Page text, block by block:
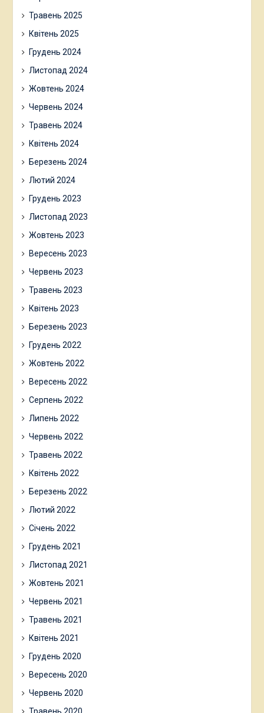
Травень 2025
Квітень 2025
Грудень 2024
Листопад 2024
Жовтень 2024
Червень 2024
Травень 2024
Квітень 2024
Березень 2024
Лютий 2024
Грудень 2023
Листопад 2023
Жовтень 2023
Вересень 2023
Червень 2023
Травень 2023
Квітень 2023
Березень 2023
Грудень 2022
Жовтень 2022
Вересень 2022
Серпень 2022
Липень 2022
Червень 2022
Травень 2022
Квітень 2022
Березень 2022
Лютий 2022
Січень 2022
Грудень 2021
Листопад 2021
Жовтень 2021
Червень 2021
Травень 2021
Квітень 2021
Грудень 2020
Вересень 2020
Червень 2020